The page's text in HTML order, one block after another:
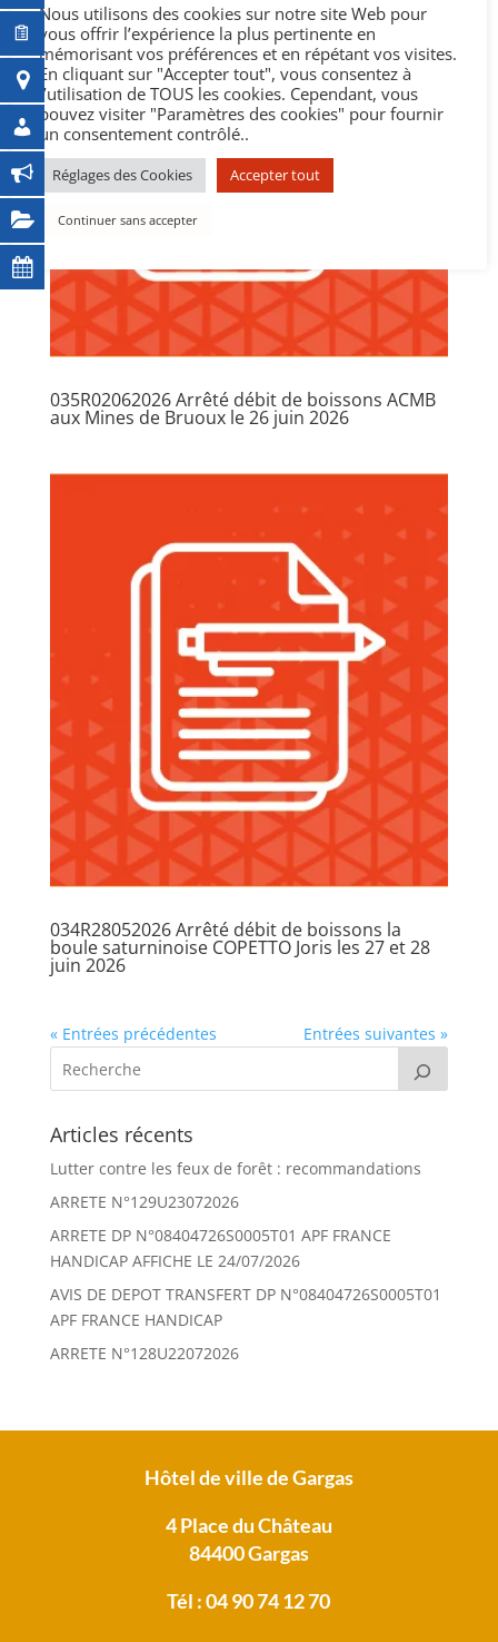
035R02062026 Arrêté débit de boissons ACMB
aux Mines de Bruoux le 26 juin 2026
034R28052026 Arrêté débit de boissons la
boule saturninoise COPETTO Joris les 27 et 28
juin 2026
« Entrées précédentes Entrées suivantes »
Articles récents
Lutter contre les feux de forêt : recommandations
ARRETE N°129U23072026
ARRETE DP N°08404726S0005T01 APF FRANCE
HANDICAP AFFICHE LE 24/07/2026
AVIS DE DEPOT TRANSFERT DP N°08404726S0005T01
APF FRANCE HANDICAP
ARRETE N°128U22072026
Hôtel de ville de Gargas
4 Place du Château
84400 Gargas
Tél : 04 90 74 12 70
Nous utilisons des cookies sur notre site Web pour
vous offrir l’expérience la plus pertinente en
mémorisant vos préférences et en répétant vos visites.
En cliquant sur "Accepter tout", vous consentez à
l’utilisation de TOUS les cookies. Cependant, vous
pouvez visiter "Paramètres des cookies" pour fournir
un consentement contrôlé..
Réglages des Cookies Accepter tout
Continuer sans accepter